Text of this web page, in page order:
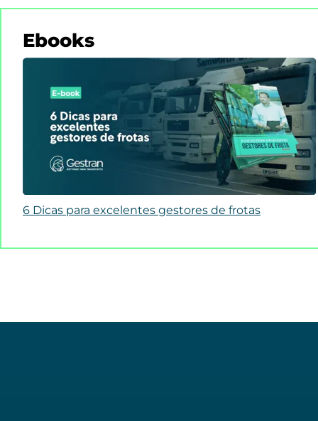
Ebooks
6 Dicas para excelentes gestores de frotas